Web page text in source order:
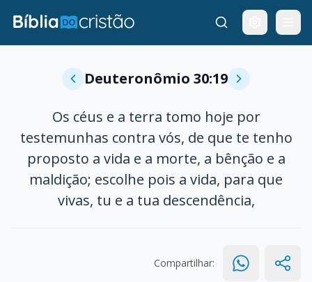
Deuteronômio 30:19
Os céus e a terra tomo hoje por
testemunhas contra vós, de que te tenho
proposto a vida e a morte, a bênção e a
maldição; escolhe pois a vida, para que
vivas, tu e a tua descendência,
Compartilhar: